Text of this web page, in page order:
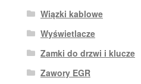
Wiązki kablowe
Wyświetlacze
Zamki do drzwi i klucze
Zawory EGR